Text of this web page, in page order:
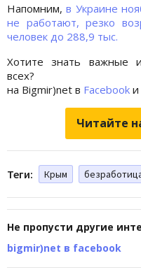
Напомним,в Украине
не работают, резко
человек до 288,9 тыс.
Хотите знать важные
всех?
на Bigmir)net в Facebook и
Читайте
Теги: Крым
Не пропусти другие
bigmir)net в facebook